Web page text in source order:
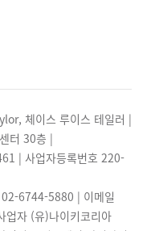
체이스 루이스 테일러 |
터 30층 |
| 사업자등록번호 220-
02-6744-5880 | 이메일
자 (유)나이키코리아